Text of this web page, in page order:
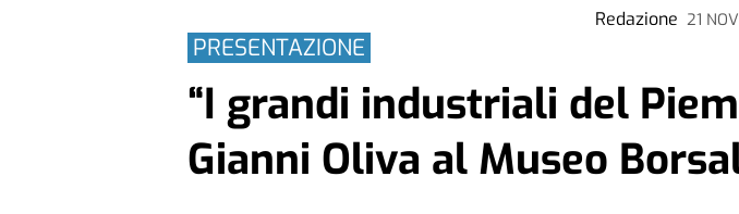
Redazione 21
PRESENTAZIONE
“I grandi industriali del
Gianni Oliva al Museo